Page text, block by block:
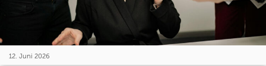
12. Juni 2026